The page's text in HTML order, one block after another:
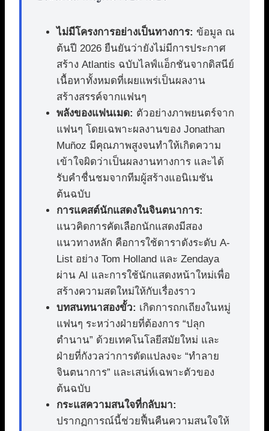
ไม่มีโครงการอย่างเป็นทางการ: ข้อมูล ณ
ต้นปี 2026 ยืนยันว่ายังไม่มีการประกาศ
สร้าง Atlantis ฉบับไลฟ์แอ็กชันจากดิสนีย์
เนื้อหาทั้งหมดที่เผยแพร่เป็นผลงาน
สร้างสรรค์จากแฟนๆ
พลังของแฟนเมด: ตัวอย่างภาพยนตร์จาก
แฟนๆ โดยเฉพาะผลงานของ Jonathan
Muñoz มีคุณภาพสูงจนทำให้เกิดความ
เข้าใจผิดว่าเป็นผลงานทางการ และได้
รับคำชื่นชมจากทีมผู้สร้างแอนิเมชัน
ต้นฉบับ
การแคสต์นักแสดงในจินตนาการ:
แนวคิดการคัดเลือกนักแสดงมีสอง
แนวทางหลัก คือการใช้ดาราดังระดับ A-
List อย่าง Tom Holland และ Zendaya
ผ่าน AI และการใช้นักแสดงหน้าใหม่เพื่อ
สร้างความสดใหม่ให้กับเรื่องราว
บทสนทนาสองขั้ว: เกิดการถกเถียงในหมู่
แฟนๆ ระหว่างฝ่ายที่ต้องการ “ปลุก
ตำนาน” ด้วยเทคโนโลยีสมัยใหม่ และ
ฝ่ายที่กังวลว่าการดัดแปลงจะ “ทำลาย
จินตนาการ” และเสน่ห์เฉพาะตัวของ
ต้นฉบับ
กระแสความสนใจที่กลับมา:
ปรากฏการณ์นี้ช่วยฟื้นคืนความสนใจให้